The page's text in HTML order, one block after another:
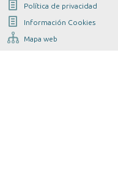
Política de privacidad
Información Cookies
Mapa web